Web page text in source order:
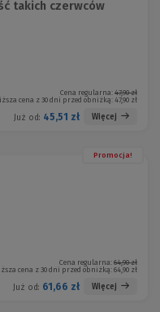
takich czerwców
Cena regularna: 47,90 zł
cena z 30 dni przed obniżką:47,90 zł
Już od: 45,51 zł Więcej
Promocja!
Cena regularna: 64,90 zł
cena z 30 dni przed obniżką:64,90 zł
Już od: 61,66 zł Więcej